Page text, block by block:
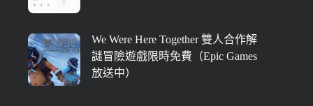
We Were Here Together 雙人合作解
謎冒險遊戲限時免費（Epic Games
放送中）